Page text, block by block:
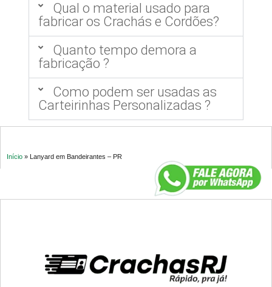
Qual o material usado para
fabricar os Crachás e Cordões?
Quanto tempo demora a
fabricação ?
Como podem ser usadas as
Carteirinhas Personalizadas ?
Início » Lanyard em Bandeirantes – PR